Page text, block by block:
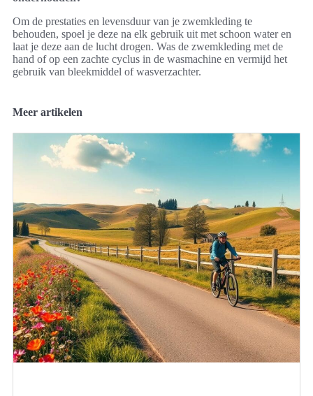
Om de prestaties en levensduur van je zwemkleding te
behouden, spoel je deze na elk gebruik uit met schoon water en
laat je deze aan de lucht drogen. Was de zwemkleding met de
hand of op een zachte cyclus in de wasmachine en vermijd het
gebruik van bleekmiddel of wasverzachter.
Meer artikelen